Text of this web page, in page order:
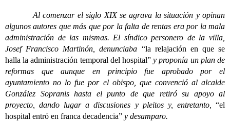
Al comenzar el siglo XIX se agrava la situación y opinan
algunos autores que más que por la falta de rentas era por la mala
administración de las mismas. El síndico personero de la villa,
Josef Francisco Martinón, denunciaba “la relajación en que se
halla la administración temporal del hospital” y proponía un plan de
reformas que aunque en principio fue aprobado por el
ayuntamiento no lo fue por el obispo, que convenció al alcalde
González Sopranis hasta el punto de que retiró su apoyo al
proyecto, dando lugar a discusiones y pleitos y, entretanto, “el
hospital entró en franca decadencia” y desamparo.